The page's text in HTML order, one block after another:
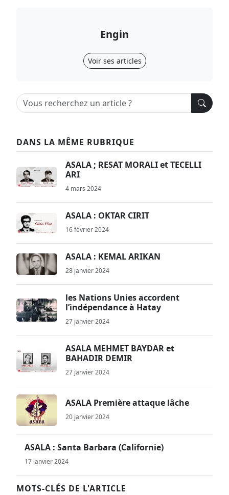
Engin
Voir ses articles
DANS LA MÊME RUBRIQUE
ASALA ; RESAT MORALI et TECELLI
ARI
4 mars 2024
ASALA : OKTAR CIRIT
16 février 2024
ASALA : KEMAL ARIKAN
28 janvier 2024
les Nations Unies accordent
l’indépendance à Hatay
27 janvier 2024
ASALA MEHMET BAYDAR et
BAHADIR DEMIR
27 janvier 2024
ASALA Première attaque lâche
20 janvier 2024
ASALA : Santa Barbara (Californie)
17 janvier 2024
MOTS-CLÉS DE L'ARTICLE